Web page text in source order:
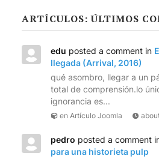
ARTÍCULOS: ÚLTIMOS
edu posted a comment in
llegada (Arrival, 2016)
qué asombro, llegar a un
total de comprensión.lo
ignorancia es...
en Artículo Joomla
pedro posted a comment
para una historieta pulp